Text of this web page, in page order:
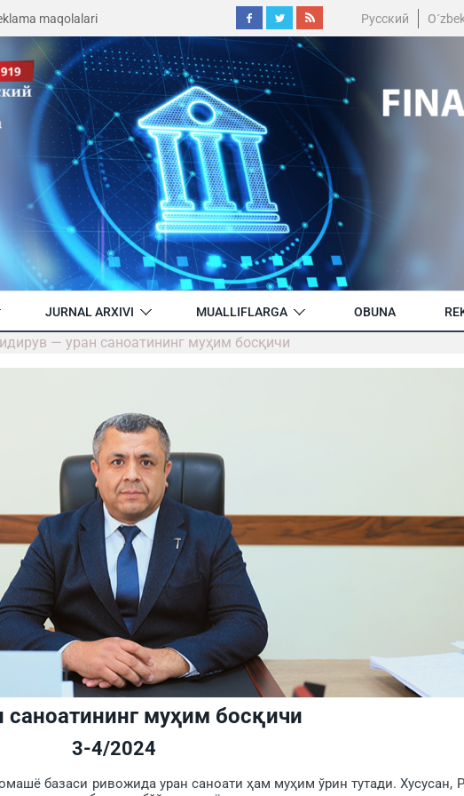
maqolalari Русский
JURNAL ARXIVI MUALLIFLARGA OBUNA
— уран саноатининг муҳим босқичи
саноатининг муҳим босқичи
3-4/2024
базаси ривожида уран саноати ҳам му­ҳим ўрин тутади. Хусусан,